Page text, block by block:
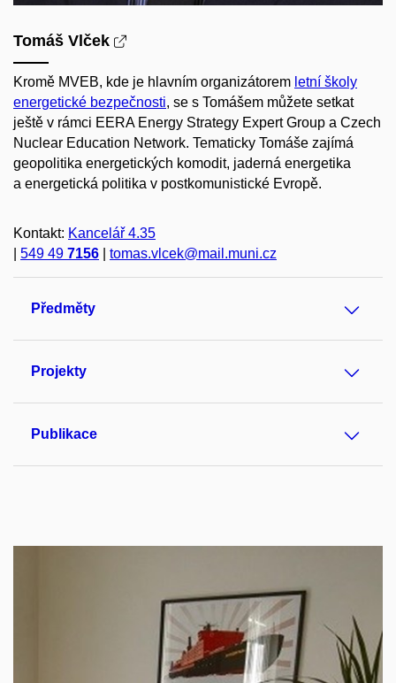
Tomáš Vlček
Kromě MVEB, kde je hlavním organizátorem letní školy
energetické bezpečnosti, se s Tomášem můžete setkat
ještě v rámci EERA Energy Strategy Expert Group a Czech
Nuclear Education Network. Tematicky Tomáše zajímá
geopolitika energetických komodit, jaderná energetika
a energetická politika v postkomunistické Evropě.
Kontakt: Kancelář 4.35
549 49 7156 tomas.vlcek@mail.muni.cz
Předměty
Projekty
Publikace